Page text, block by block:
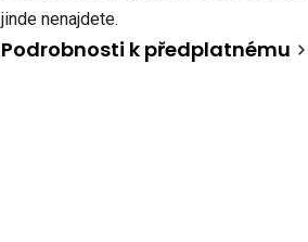
jinde nenajdete.
Podrobnosti k předplatnému